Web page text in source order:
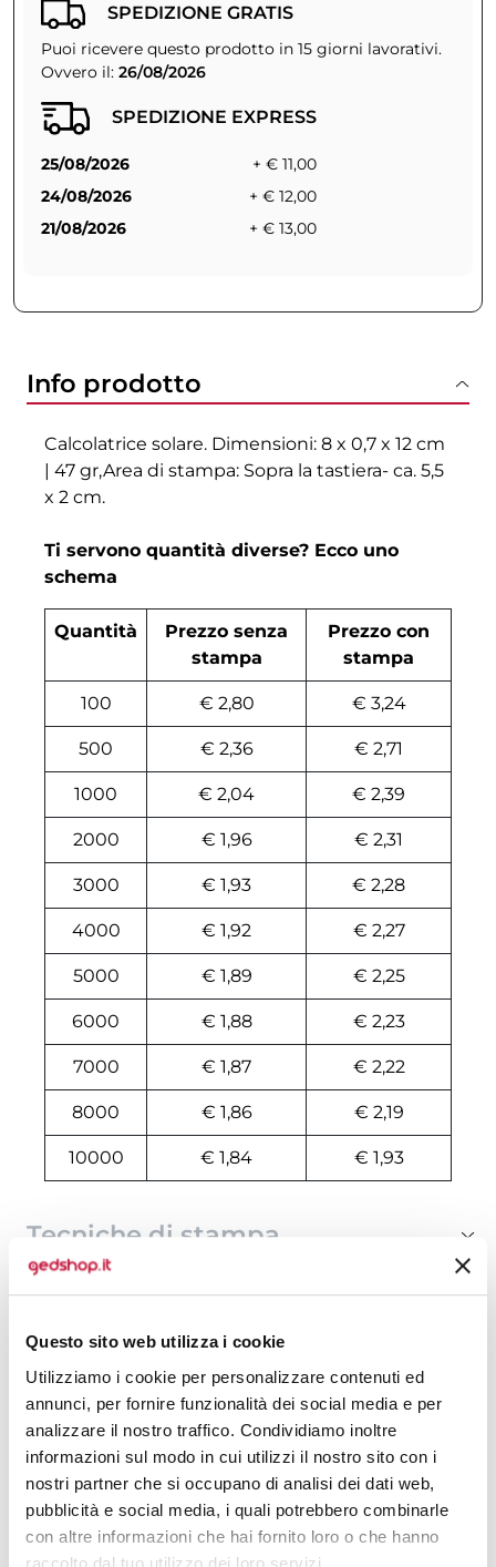
Questo sito web utilizza i cookie
Utilizziamo i cookie per personalizzare contenuti ed
annunci, per fornire funzionalità dei social media e per
analizzare il nostro traffico. Condividiamo inoltre
informazioni sul modo in cui utilizzi il nostro sito con i
nostri partner che si occupano di analisi dei dati web,
pubblicità e social media, i quali potrebbero combinarle
con altre informazioni che hai fornito loro o che hanno
raccolto dal tuo utilizzo dei loro servizi.
SPEDIZIONE GRATIS
Puoi ricevere questo prodotto in 15 giorni lavorativi.
Ovvero il: 26/08/2026
SPEDIZIONE EXPRESS
25/08/2026
+ € 11,00
24/08/2026
+ € 12,00
21/08/2026
+ € 13,00
Info prodotto
Calcolatrice solare. Dimensioni: 8 x 0,7 x 12 cm
| 47 gr,Area di stampa: Sopra la tastiera- ca. 5,5
x 2 cm.
Ti servono quantità diverse? Ecco uno
schema
Quantità
Prezzo senza
stampa
Prezzo con
stampa
100 € 2,80 € 3,24
500 € 2,36 € 2,71
1000 € 2,04 € 2,39
2000 € 1,96 € 2,31
3000 € 1,93 € 2,28
4000 € 1,92 € 2,27
5000 € 1,89 € 2,25
6000 € 1,88 € 2,23
7000 € 1,87 € 2,22
8000 € 1,86 € 2,19
10000 € 1,84 € 1,93
Tecniche di stampa
Domande e risposte
Prodotti alternativi